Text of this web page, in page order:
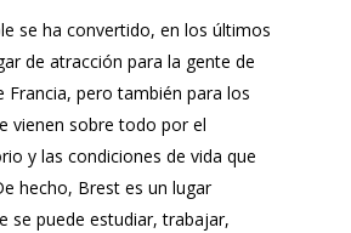
se ha convertido, en los últimos
de atracción para la gente de
Francia, pero también para los
vienen sobre todo por el
y las condiciones de vida que
hecho, Brest es un lugar
se puede estudiar, trabajar,